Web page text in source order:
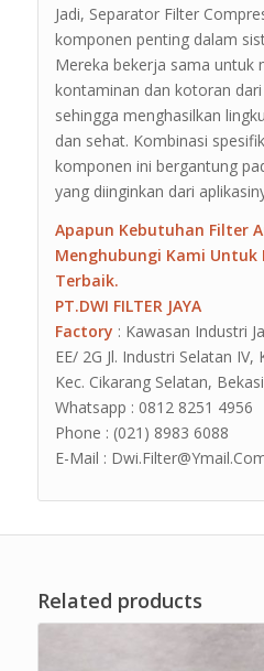
Jadi, Separator Filter
komponen penting dalam
Mereka bekerja sama untuk
kontaminan dan kotoran
sehingga menghasilkan
dan sehat. Kombinasi
komponen ini bergantung
yang diinginkan dari
Apapun Kebutuhan Filter
Menghubungi Kami Untuk
Terbaik.
PT.DWI FILTER JAYA
Factory : Kawasan Industri
EE/ 2G Jl. Industri Selatan IV,
Kec. Cikarang Selatan,
Whatsapp : 0812 8251 4956
Phone : (021) 8983 6088
E-Mail :
Related products